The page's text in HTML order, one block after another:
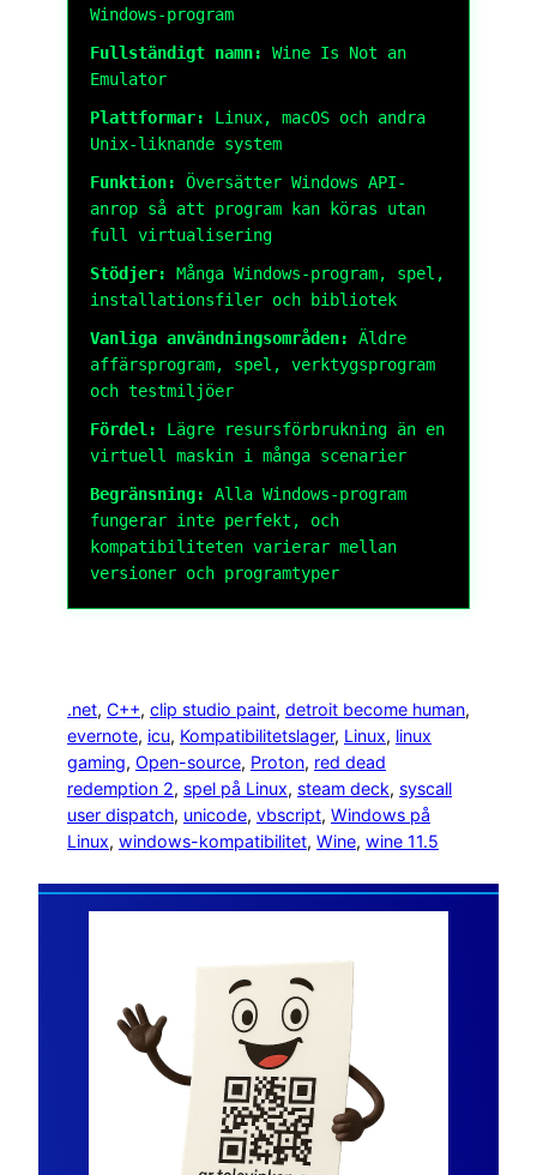
Windows-program
Fullständigt namn:
Wine Is Not an
Emulator
Plattformar:
Linux, macOS och andra
Unix-liknande system
Funktion:
Översätter Windows API-
anrop så att program kan köras utan
full virtualisering
Stödjer:
Många Windows-program, spel,
installationsfiler och bibliotek
Vanliga användningsområden:
Äldre
affärsprogram, spel, verktygsprogram
och testmiljöer
Fördel:
Lägre resursförbrukning än en
virtuell maskin i många scenarier
Begränsning:
Alla Windows-program
fungerar inte perfekt, och
kompatibiliteten varierar mellan
versioner och programtyper
.net, C++, clip studio paint, detroit become human
evernote, icu, Kompatibilitetslager, Linux, linux
gaming, Open-source, Proton, red dead
redemption 2, spel på Linux, steam deck, syscall
user dispatch, unicode, vbscript, Windows på
Linux, windows-kompatibilitet, Wine, wine 11.5